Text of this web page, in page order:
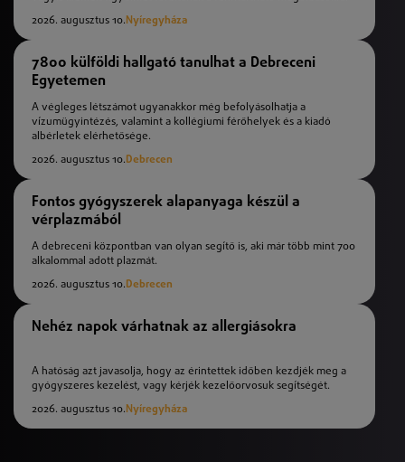
2026. augusztus 10. Nyíregyháza
7800 külföldi hallgató tanulhat a Debreceni
Egyetemen
A végleges létszámot ugyanakkor még befolyásolhatja a
vízumügyintézés, valamint a kollégiumi férőhelyek és a kiadó
albérletek elérhetősége.
2026. augusztus 10.Debrecen
Fontos gyógyszerek alapanyaga készül a
vérplazmából
A debreceni központban van olyan segítő is, aki már több mint 700
alkalommal adott plazmát.
2026. augusztus 10.Debrecen
Nehéz napok várhatnak az allergiásokra
A hatóság azt javasolja, hogy az érintettek időben kezdjék meg a
gyógyszeres kezelést, vagy kérjék kezelőorvosuk segítségét.
2026. augusztus 10. Nyíregyháza